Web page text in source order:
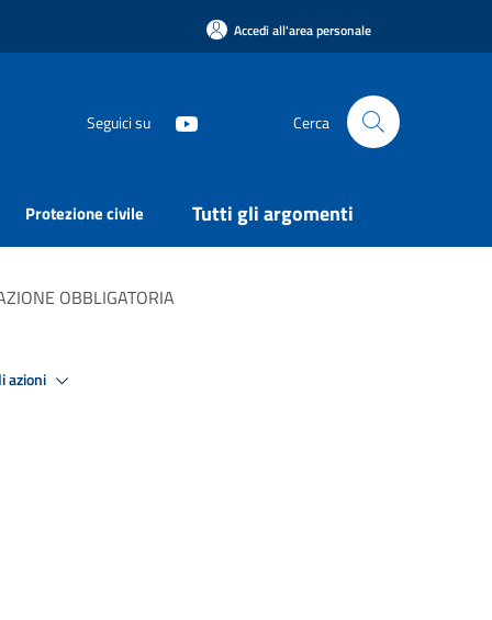
Accedi all'area personale
Seguici su Cerca
Protezione civile Tutti gli argomenti
OBBLIGATORIA
azioni